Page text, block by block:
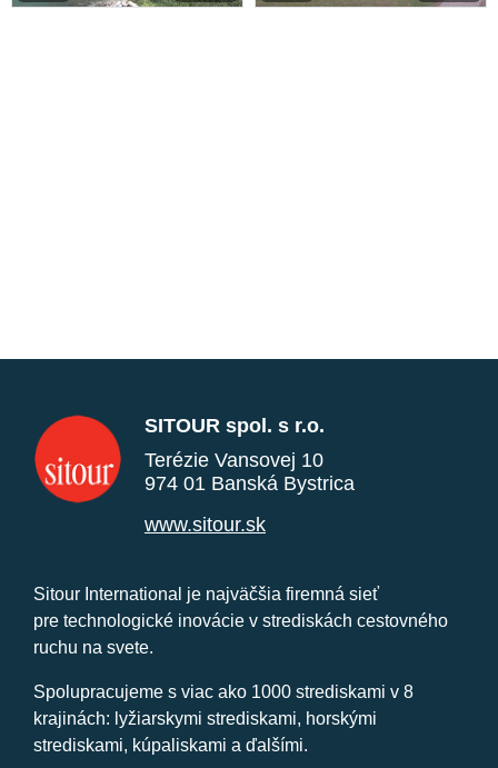
SITOUR spol. s r.o.
Terézie Vansovej 10
974 01 Banská Bystrica
www.sitour.sk
Sitour International je najväčšia firemná sieť
pre technologické inovácie v strediskách cestovného
ruchu na svete.
Spolupracujeme s viac ako 1000 strediskami v 8
krajinách: lyžiarskymi strediskami, horskými
strediskami, kúpaliskami a ďalšími.